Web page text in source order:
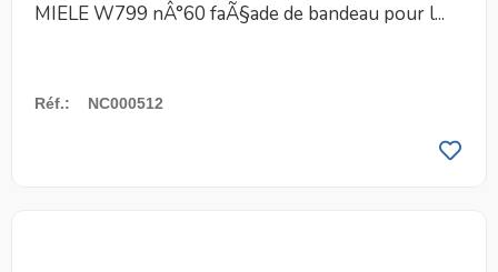
MIELE W799 nÂ°60 faÃ§ade de bandeau pour l...
Réf.: NC000512